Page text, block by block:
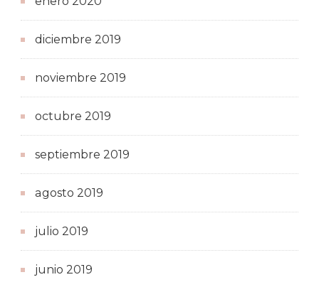
diciembre 2019
noviembre 2019
octubre 2019
septiembre 2019
agosto 2019
julio 2019
junio 2019